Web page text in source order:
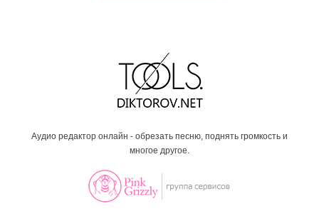
Аудио редактор онлайн - обрезать песню, поднять громкость и
многое другое.